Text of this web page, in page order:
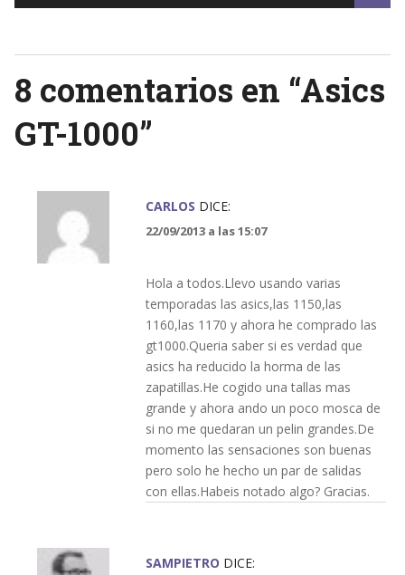
navigation
8 comentarios en “Asics
GT-1000”
CARLOS DICE:
22/09/2013 a las 15:07
Hola a todos.Llevo usando varias
temporadas las asics,las 1150,las
1160,las 1170 y ahora he comprado las
gt1000.Queria saber si es verdad que
asics ha reducido la horma de las
zapatillas.He cogido una tallas mas
grande y ahora ando un poco mosca de
si no me quedaran un pelin grandes.De
momento las sensaciones son buenas
pero solo he hecho un par de salidas
con ellas.Habeis notado algo? Gracias.
SAMPIETRO DICE: